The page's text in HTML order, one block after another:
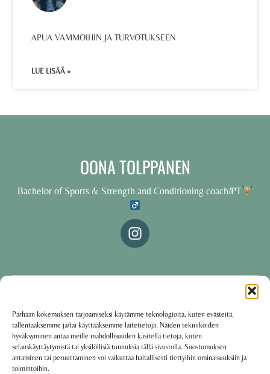
Parhaan kokemuksen tarjoamiseksi käytämme teknologioita, kuten evästeitä,
tallentaaksemme ja/tai käyttääksemme laitetietoja. Näiden tekniikoiden
hyväksyminen antaa meille mahdollisuuden käsitellä tietoja, kuten
selauskäyttäytymistä tai yksilöllisiä tunnuksia tällä sivustolla. Suostumuksen
antaminen tai peruuttaminen voi vaikuttaa haitallisesti tiettyihin ominaisuuksiin ja
toimintoihin.
APUA VAMMOIHIN JA TURVOTUKSEEN
LUE LISÄÄ »
OONA TOLPPANEN
Bachelor of Sports & Strength and Conditioning coach/PT
Käyttöehdot·Tietosuojakäytäntö